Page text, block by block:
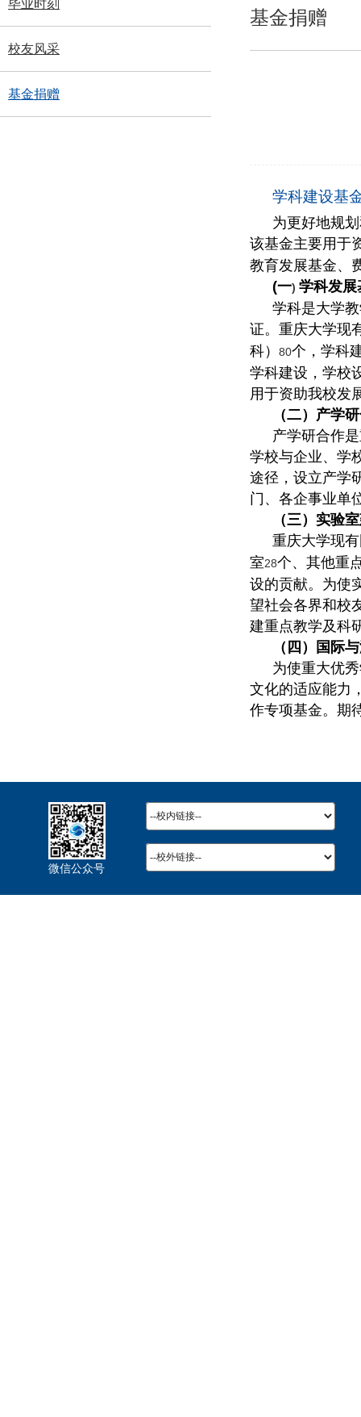
毕业时刻
校友风采
基金捐赠
基金捐赠
学科建设基
为更好地规
该基金主要用于
教育发展基金、
(一) 学科发展
学科是大学
证。重庆大学现
科）
80个，学科
学科建设，学校
用于资助我校发
（二）产学
产学研合作
学校与企业、学
途径，设立产学
门、各企事业单
（三）实验
重庆大学现
室28个、其他重
设的贡献。为使
望社会各界和校
建重点教学及科
（四）国际
为使重大优
文化的适应能力
作专项基金。期
微信公众号